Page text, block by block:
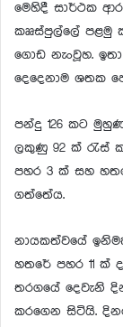
මෙහිදී සාර්ථක
කෲස්පුල්ලේ පළමු
ගොඩ නැංවූහ.
දෙදෙනාම ශතක
පන්දු 126 කට
ලකුණු 92 ක් රැස්
පහර 3 ක් සහ
ගත්තේය.
නායකත්වයේ
හතරේ පහර 11 ක්
තරගයේ දෙවැනි
කරගෙන සිටියි.